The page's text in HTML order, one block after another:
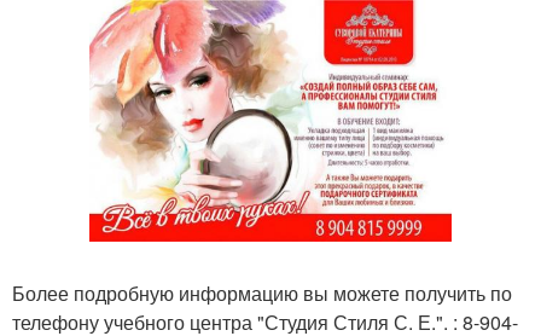
Более подробную информацию вы можете получить по
телефону учебного центра "Студия Стиля С. Е.". : 8-904-